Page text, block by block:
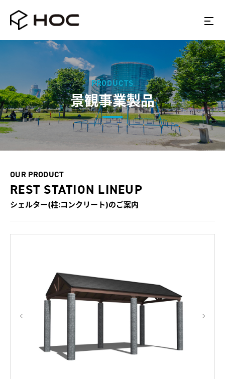
PRODUCTS
景観事業製品
OUR PRODUCT
REST STATION LINEUP
シェルター(柱:コンクリート)のご案内